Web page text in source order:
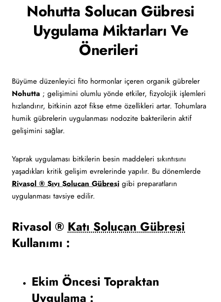
Nohutta Solucan Gübresi
Uygulama Miktarları Ve
Önerileri
Büyüme düzenleyici fito hormonlar içeren organik gübreler
Nohutta ; gelişimini olumlu yönde etkiler, fizyolojik işlemleri
hızlandırır, bitkinin azot fikse etme özellikleri artar. Tohumlara
humik gübrelerin uygulanması nodozite bakterilerin aktif
gelişimini sağlar.
Yaprak uygulaması bitkilerin besin maddeleri sıkıntısını
yaşadıkları kritik gelişim evrelerinde yapılır. Bu dönemlerde
Rivasol ® Sıvı Solucan Gübresi gibi preparatların
uygulanması tavsiye edilir.
Rivasol ® Katı Solucan Gübresi
Kullanımı :
Ekim Öncesi Topraktan
Uygulama :